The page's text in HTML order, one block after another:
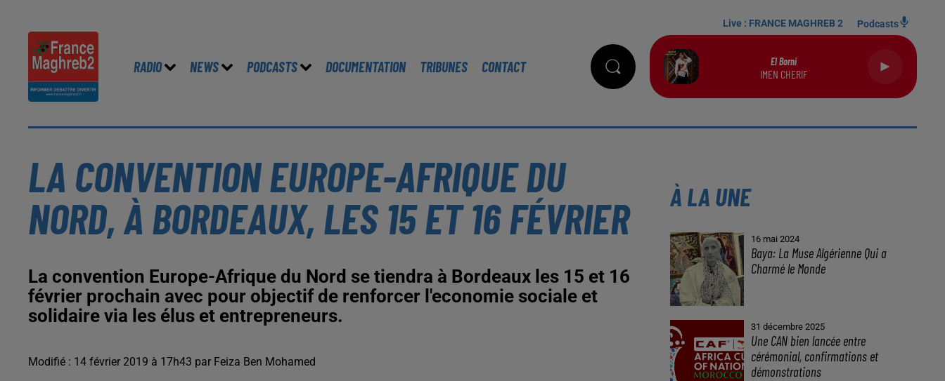
RADIO NEWS PODCASTS DOCUMENTATION TRIBUNES CONTACT
Live : FRANCE MAGHREB 2 Podcasts
El Borni
IMEN CHERIF
LA CONVENTION EUROPE-AFRIQUE DU
NORD, À BORDEAUX, LES 15 ET 16 FÉVRIER
La convention Europe-Afrique du Nord se tiendra à Bordeaux les 15 et 16
février prochain avec pour objectif de renforcer l'economie sociale et
solidaire via les élus et entrepreneurs.
Modifié : 14 février 2019 à 17h43 par Feiza Ben Mohamed
À LA UNE
16 mai 2024
Baya: La Muse Algérienne Qui a
Charmé le Monde
31 décembre 2025
Une CAN bien lancée entre
cérémonial, confirmations et
démonstrations